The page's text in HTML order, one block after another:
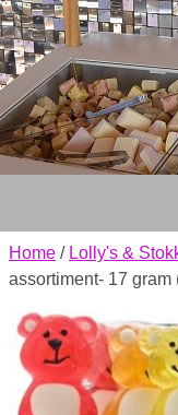
Home / Lolly's &
assortiment- 17 gram